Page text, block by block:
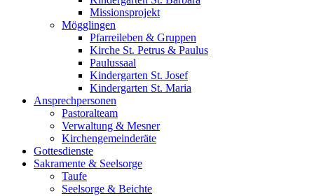
Missionsprojekt
Mögglingen
Pfarreileben & Gruppen
Kirche St. Petrus & Paulus
Paulussaal
Kindergarten St. Josef
Kindergarten St. Maria
Ansprechpersonen
Pastoralteam
Verwaltung & Mesner
Kirchengemeinderäte
Gottesdienste
Sakramente & Seelsorge
Taufe
Seelsorge & Beichte